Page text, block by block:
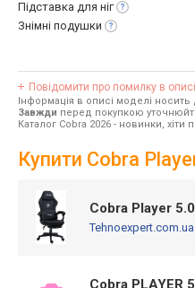
Підставка для ніг
Знімні подушки
Повідомити про помилку в описі
Інформація в описі моделі носить
Завжди перед покупкою
Каталог Cobra 2026 - новинки, хіти
Купити Cobra
Cobra Player
Tehnoexpert.com.ua
Cobra PLAYER